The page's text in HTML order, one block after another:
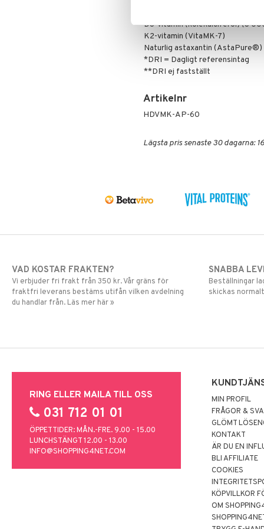
D3-vitamin (kolekalciferol) (3
K2-vitamin (VitaMK-7)
Naturlig astaxantin
*DRI = Dagligt referensintag
**DRI ej fastställt
Artikelnr
HDVMK-AP-60
Lägsta pris senaste 30 dagarna:
VAD KOSTAR FRAKTEN?
Vi erbjuder fri frakt från 350 kr. Vår gräns för
fraktfri leverans bestäms utifån vilken avdelning
du handlar från. Läs mer här »
SNABBA
Beställningar
skickas
RING ELLER MAILA TILL OSS
031 712 01 01
ÖPPETTIDER: MÅN.-FRE. 9.00 - 15.00
LUNCHSTÄNGT 12.00 - 13.00
INFO@SHOPPING4NET.COM
MIN PROFIL
FRÅGOR &
GLÖMT
KONTAKT
ÄR DU EN
BLI AFFILIATE
COOKIES
KÖPVILLKOR
OM